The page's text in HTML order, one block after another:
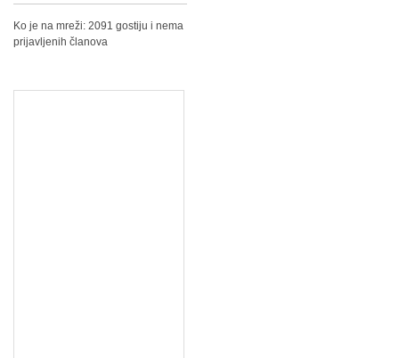
Ko je na mreži: 2091 gostiju i nema
prijavljenih članova